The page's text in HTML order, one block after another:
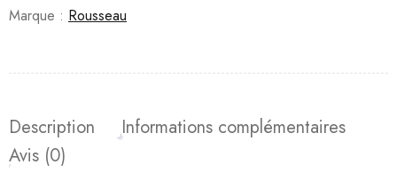
Marque : Rousseau
Description
Informations complémentaires
Avis (0)